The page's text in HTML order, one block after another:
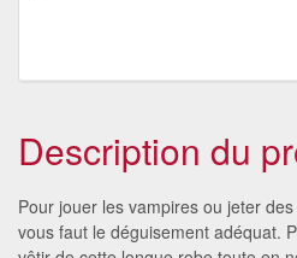
Description du
Pour jouer les vampires ou jeter
vous faut le déguisement adéquat.